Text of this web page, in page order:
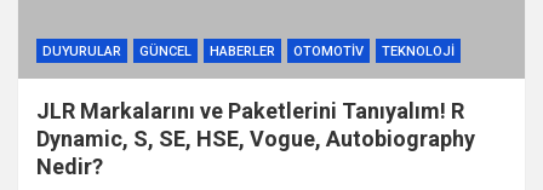
DUYURULAR GÜNCEL HABERLER OTOMOTIV TEKNOLOJI
JLR Markalarını ve Paketlerini Tanıyalım! R
Dynamic, S, SE, HSE, Vogue, Autobiography
Nedir?